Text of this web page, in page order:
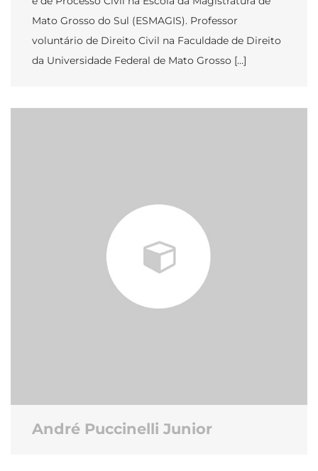
Mato Grosso do Sul (ESMAGIS). Professor
voluntário de Direito Civil na Faculdade de Direito
da Universidade Federal de Mato Grosso […]
André Puccinelli Junior